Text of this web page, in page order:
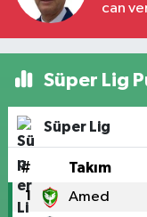
can
Süper Lig
Süper Lig
# Takım
1 Amed